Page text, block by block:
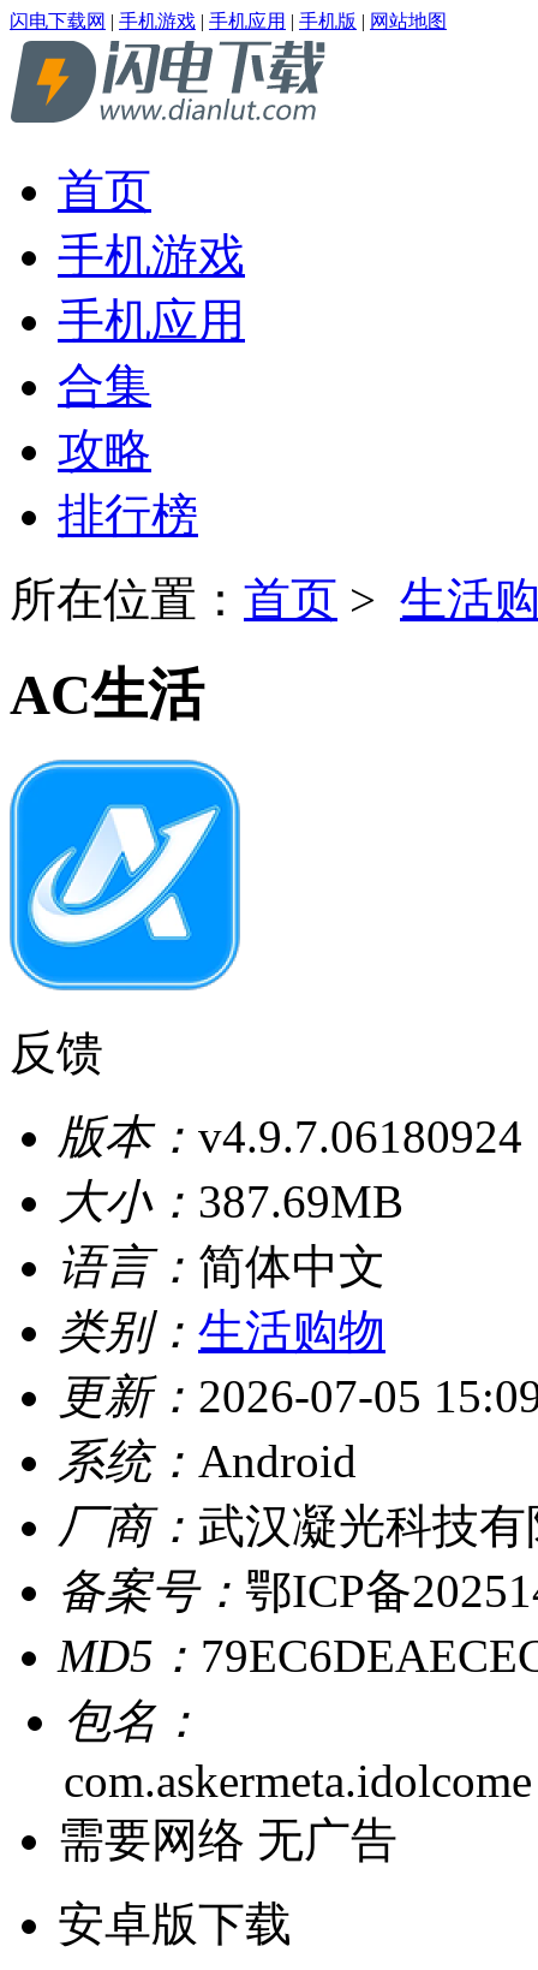
闪电下载网 | 手机游戏 | 手机应用 | 手机版 | 网站地图
首页
手机游戏
手机应用
合集
攻略
排行榜
所在位置： 首页 > 生活
AC生活
反馈
版本： v4.9.7.06180924
大小： 387.69MB
语言： 简体中文
类别： 生活购物
更新： 2026-07-05
系统： Android
厂商： 武汉凝光科技
备案号： 鄂ICP备
MD5：
包名：
com.askermeta.idolcome
需要网络 无广告
安卓版下载